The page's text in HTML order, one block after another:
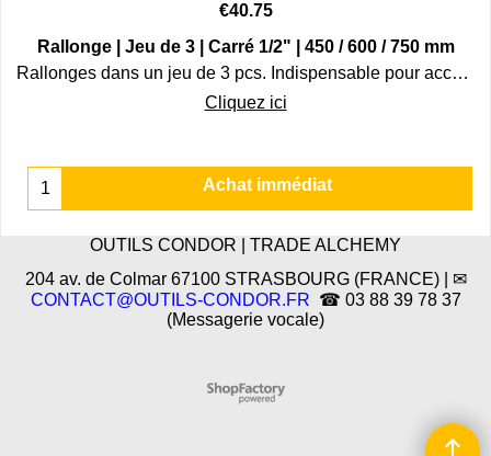
€40.75
Rallonge | Jeu de 3 | Carré 1/2" | 450 / 600 / 750 mm
Rallonges dans un jeu de 3 pcs. Indispensable pour accéder aux vis et écrous difficilement accessibles.
Cliquez ici
Achat immédiat
OUTILS CONDOR | TRADE ALCHEMY
204 av. de Colmar 67100 STRASBOURG (FRANCE) | ✉
CONTACT@OUTILS-CONDOR.FR ☎ 03 88 39 78 37
(Messagerie vocale)
Boutique en ligne créés
avec le logiciel